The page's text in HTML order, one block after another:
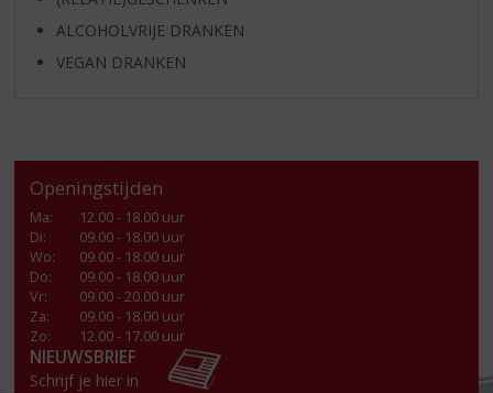
ALCOHOLVRIJE DRANKEN
VEGAN DRANKEN
Openingstijden
Ma:
12.00 - 18.00 uur
Di:
09.00 - 18.00 uur
Wo:
09.00 - 18.00 uur
Do:
09.00 - 18.00 uur
Vr:
09.00 - 20.00 uur
Za:
09.00 - 18.00 uur
Zo:
12.00 - 17.00 uur
NIEUWSBRIEF
Schrijf je hier in